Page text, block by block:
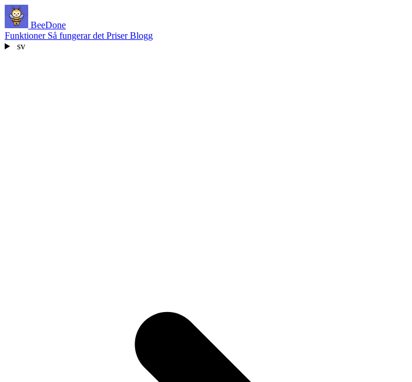
BeeDone
Funktioner Så fungerar det PriserBlogg
sv